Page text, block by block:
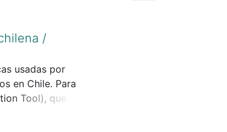
/
usadas por
en Chile. Para
Tool), que
muestran que la